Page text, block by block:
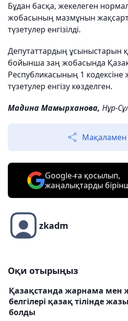
Бұдан басқа, жекелеген
жобасының мазмұнын
түзетулер енгізілді.
Депутаттардың ұсыныстарын
бойынша заң жобасында
Республикасының 1
түзетулер енгізу көзделген.
Мадина Мамырханова, Нұр-
Мақаламен
Google-ға қосылып,
жаңалықтарды
zkadm
Оқи отырыңыз
Қазақстанда жарнама мен
белгілері қазақ тілінде
болды